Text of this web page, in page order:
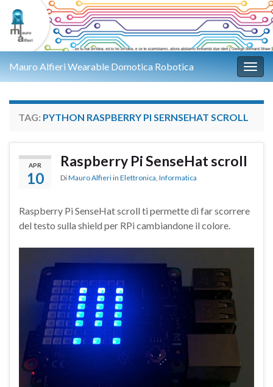
Mauro Alfieri Wearable Domotica Robotica
TAG: PYTHON RASPBERRY PI SERNSEHAT SCROLL
APR
10
Raspberry Pi SenseHat scroll
DiMauro Alfieri in Elettronica, Informatica
Raspberry Pi SenseHat scroll ti permette di far scorrere
del testo sulla shield per RPi cambiandone il colore.